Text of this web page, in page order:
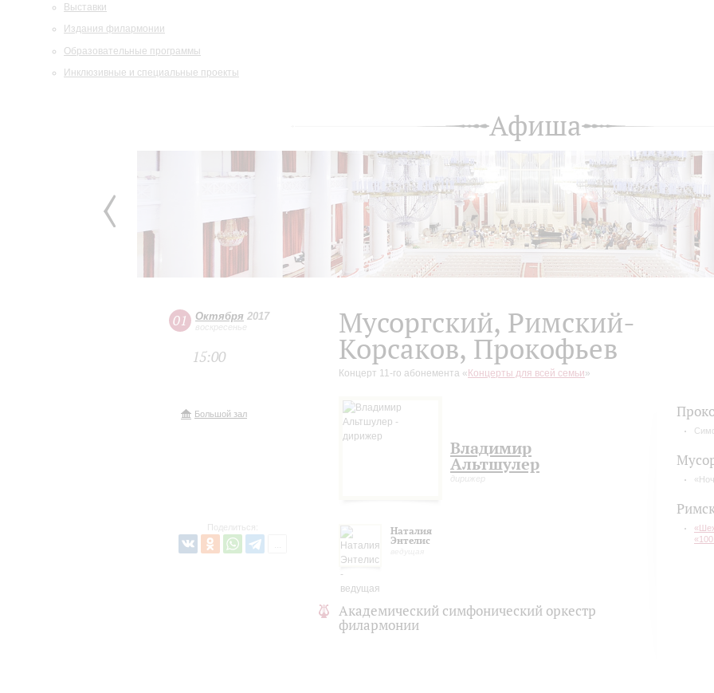
Выставки
Издания филармонии
Образовательные программы
Инклюзивные и специальные проекты
Афиша
01 Октября 2017
воскресенье
15:00
Большой зал
Поделиться:
Мусоргский, Римский-
Корсаков, Прокофьев
Концерт 11-го абонемента « Концерты для всей семьи»
Владимир
Альтшулер
дирижер
Наталия
Энтелис
Академический симфонический оркестр
филармонии